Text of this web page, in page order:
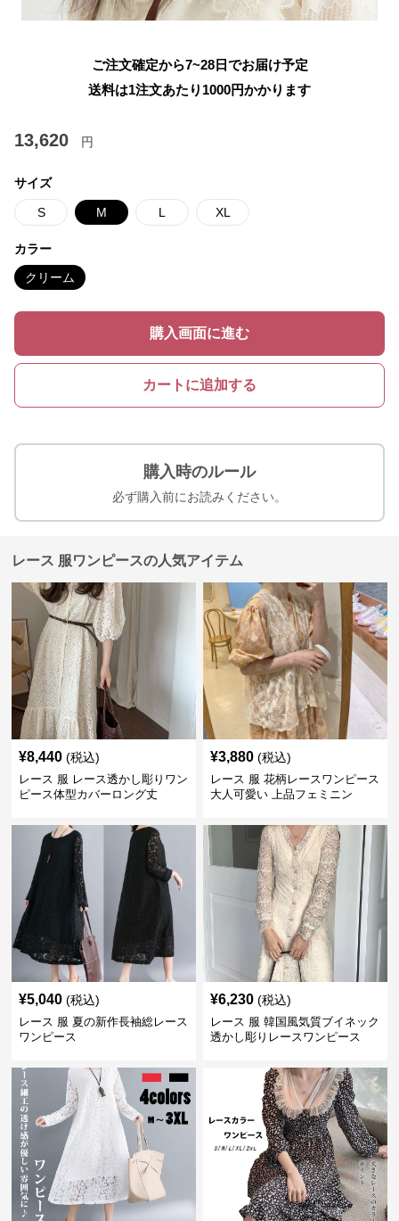
ご注文確定から7~28日でお届け予定
送料は1注文あたり 1000円かかります
13,620 円
サイズ
S M L XL
カラー
クリーム
購入画面に進む
カートに追加する
購入時のルール
必ず購入前にお読みください。
レース 服ワンピースの人気アイテム
¥8,440 (税込)
レース 服 レース透かし彫りワン
ピース体型カバーロング丈
¥3,880 (税込)
レース 服 花柄レースワンピース
大人可愛い 上品フェミニン
¥5,040 (税込)
レース 服 夏の新作長袖総レース
ワンピース
¥6,230 (税込)
レース 服 韓国風気質ブイネック
透かし彫りレースワンピース